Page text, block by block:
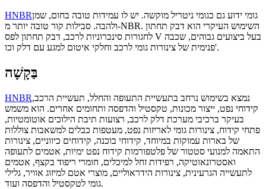
HNBRגומי ידוע גם כגומי ניטריל מוקשה. יש לו עמידות טובה בחום, שמן
ולהבה. סבילות קור טובה יותר מ-NBR. השימוש העיקרי הוא דבק תחתון
לחגורות סינכרוניות לרכב, דבק תחתון לפס V בעל ביצועים גבוהים, שכבה
פנימית של צינורות גומי לרכב וחלקי איטום למגע עם דלק וכו'.
בַּקָשָׁה
HNBRנמצא בשימוש נרחב בתעשיית התעופה והחלל, תעשיית הרכב,
קידוחי נפט, ייצור מכונות, טקסטיל והדפסה ותחומים אחרים. הוא משמש
בעיקר ברכיבי מערכת דלק לרכב, רצועות תיבת הילוכים אוטומטיות,
פתחי קידוח, צינורות גומי לאריזות נפט, מעטפות כבלים למשאבות צוללות
של בארות עמוקות במיוחד, קידוחי בוכנה, קידוחים כיווניים, צינורות
התאמה למנועי סטטור של פלטפורמות קידוח נפט ימיות, אטמים לתעופה
ואסטרונאוטיקה, רפידות זחל למיכלים, חומרי ריפוד בקצף, אטמים
לתעשייה הגרעינית, צינורות הידראוליים, מוצרי אטם למיזוג אוויר, גלילי
גומי לטקסטיל והדפסה ועוד.